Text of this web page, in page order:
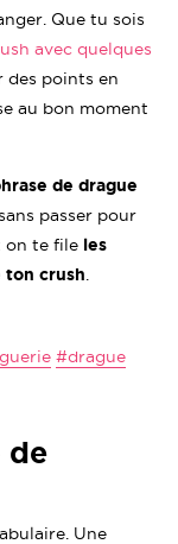
Que tu sois
avec quelques
des points en
au bon moment
de drague
passer pour
on te file les
ton crush
#drague
de
Une